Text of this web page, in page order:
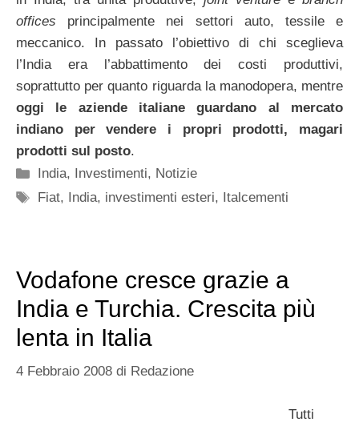
offices principalmente nei settori auto, tessile e
meccanico. In passato l’obiettivo di chi sceglieva
l’India era l’abbattimento dei costi produttivi,
soprattutto per quanto riguarda la manodopera, mentre
oggi le aziende italiane guardano al mercato
indiano per vendere i propri prodotti, magari
prodotti sul posto.
Categorie
India, Investimenti, Notizie
Tag
Fiat, India, investimenti esteri, Italcementi
Vodafone cresce grazie a
India e Turchia. Crescita più
lenta in Italia
4 Febbraio 2008 di Redazione
Tutti